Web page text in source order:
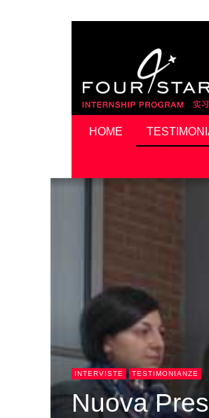
HOME
INTERVISTE TESTIMONIANZE
Nuova